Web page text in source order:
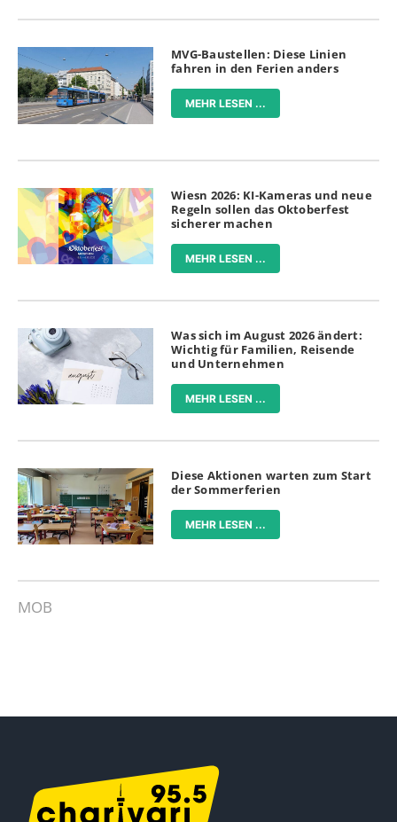
MVG-Baustellen: Diese Linien
fahren in den Ferien anders
MEHR LESEN ...
Wiesn 2026: KI-Kameras und neue
Regeln sollen das Oktoberfest
sicherer machen
MEHR LESEN ...
Was sich im August 2026 ändert:
Wichtig für Familien, Reisende
und Unternehmen
MEHR LESEN ...
Diese Aktionen warten zum Start
der Sommerferien
MEHR LESEN ...
MOB